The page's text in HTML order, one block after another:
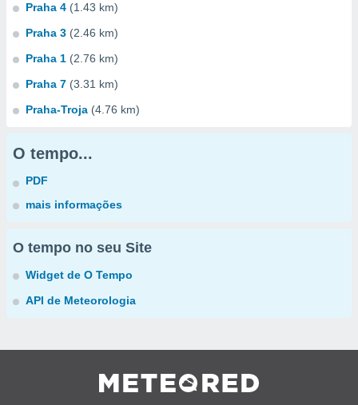
Praha 4 (1.43 km)
Praha 3 (2.46 km)
Praha 1 (2.76 km)
Praha 7 (3.31 km)
Praha-Troja (4.76 km)
O tempo...
PDF
mais informações
O tempo no seu Site
Widget de O Tempo
API de Meteorologia